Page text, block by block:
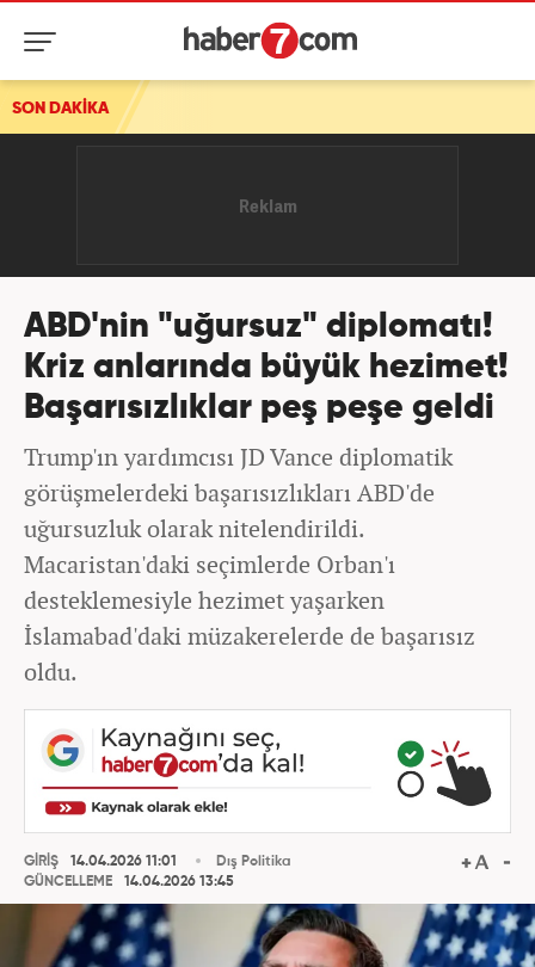
SON DAKİKA
ABD'nin "uğursuz" diplomatı!
Kriz anlarında büyük hezimet!
Başarısızlıklar peş peşe geldi
Trump'ın yardımcısı JD Vance diplomatik
görüşmelerdeki başarısızlıkları ABD'de
uğursuzluk olarak nitelendirildi.
Macaristan'daki seçimlerde Orban'ı
desteklemesiyle hezimet yaşarken
İslamabad'daki müzakerelerde de başarısız
oldu.
GİRİŞ
14.04.2026 11:01
GÜNCELLEME
14.04.2026 13:45
Dış Politika